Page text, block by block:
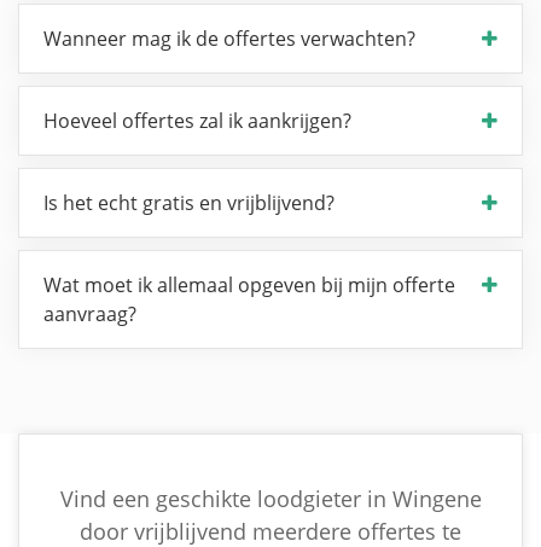
Wanneer mag ik de offertes verwachten?
Hoeveel offertes zal ik aankrijgen?
Is het echt gratis en vrijblijvend?
Wat moet ik allemaal opgeven bij mijn offerte
aanvraag?
Vind een geschikte loodgieter in Wingene
door vrijblijvend meerdere offertes te